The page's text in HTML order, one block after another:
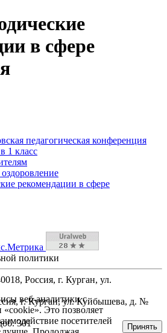
в сфере
педагогическая конференция
1 класс
рекомендации в сфере
политики
Россия, г. Курган, ул.
г. Курган, ул. Куйбышева, д. №
301
веб-аналитики с
Это позволяет
посетителей
Принять